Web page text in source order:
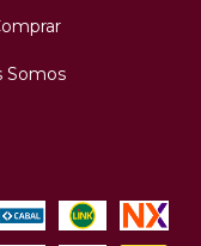
Somos